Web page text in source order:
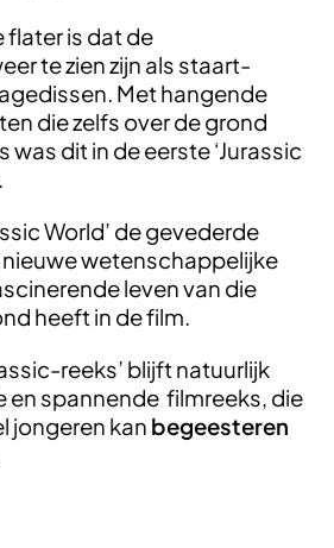
flater is dat de
te zien zijn als staart-
Met hangende
die zelfs over de grond
dit in de eerste ‘Jurassic
World’ de gevederde
nieuwe wetenschappelijke
leven van die
heeft in de film.
reeks’ blijft natuurlijk
en spannende filmreeks, die
jongeren kan begeesteren